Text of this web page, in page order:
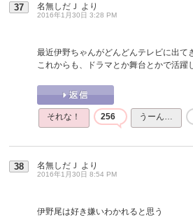
37 名無しだＪ より
2016年1月30日 3:28 PM
最近伊野ちゃんがどんどんテレビに出
これからも、ドラマとか舞台とかで活躍
それな！ 256 うーん…
38 名無しだＪ より
2016年1月30日 8:54 PM
伊野尾は好き嫌いわかれると思う